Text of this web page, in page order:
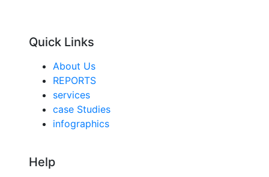
Quick Links
About Us
REPORTS
services
case Studies
infographics
Help